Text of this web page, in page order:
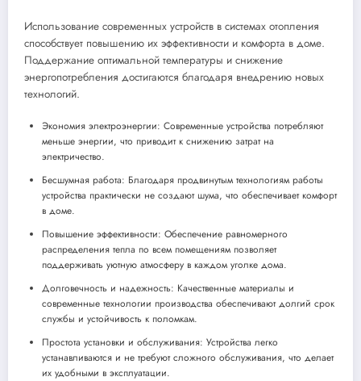
Использование современных устройств в системах отопления
способствует повышению их эффективности и комфорта в доме.
Поддержание оптимальной температуры и снижение
энергопотребления достигаются благодаря внедрению новых
технологий.
Экономия электроэнергии: Современные устройства потребляют
меньше энергии, что приводит к снижению затрат на
электричество.
Бесшумная работа: Благодаря продвинутым технологиям работы
устройства практически не создают шума, что обеспечивает комфорт
в доме.
Повышение эффективности: Обеспечение равномерного
распределения тепла по всем помещениям позволяет
поддерживать уютную атмосферу в каждом уголке дома.
Долговечность и надежность: Качественные материалы и
современные технологии производства обеспечивают долгий срок
службы и устойчивость к поломкам.
Простота установки и обслуживания: Устройства легко
устанавливаются и не требуют сложного обслуживания, что делает
их удобными в эксплуатации.